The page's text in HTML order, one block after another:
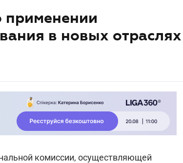
применении
в новых отраслях
комиссии, осуществляющей